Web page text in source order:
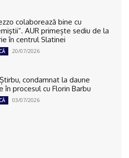
colaborează bine cu
AUR primește sediu de la
în centrul Slatinei
20/07/2026
condamnat la daune
în procesul cu Florin Barbu
03/07/2026